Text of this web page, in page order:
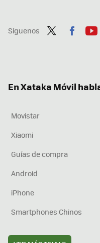
Síguenos
En Xataka Móvil
Movistar
Xiaomi
Guías de compra
Android
iPhone
Smartphones Chinos